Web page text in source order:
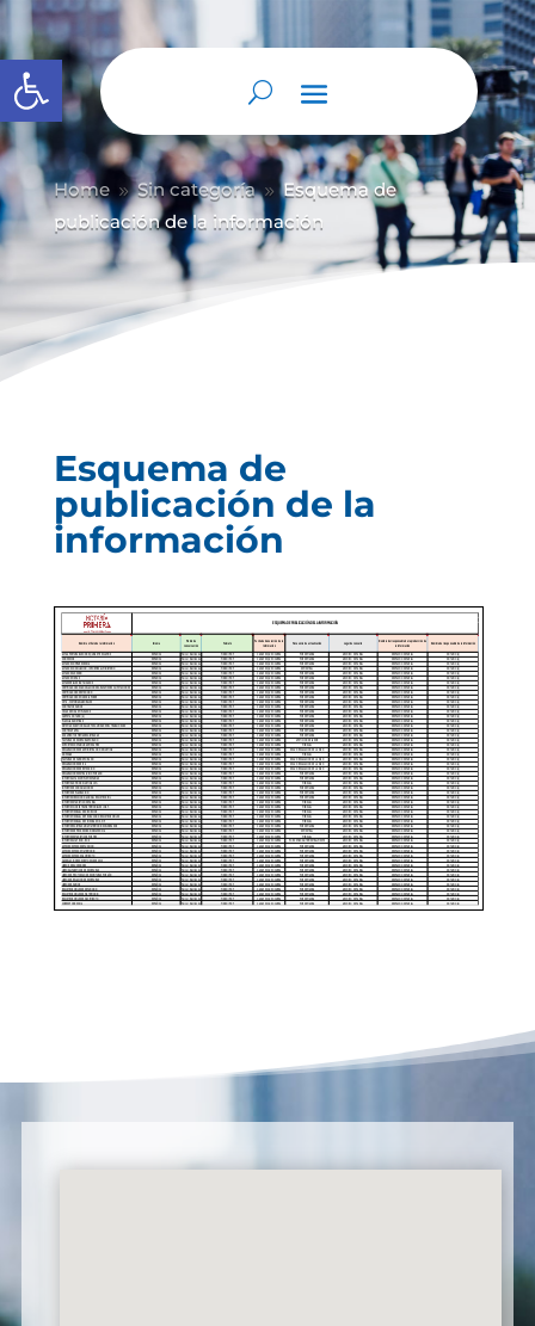
Abrir barra de herramientas
Home 9 Sin categoría 9 Esquema de
publicación de la información
Esquema de
publicación de la
información